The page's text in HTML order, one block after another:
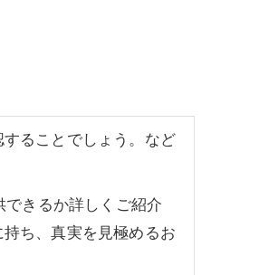
ることでしょう。など
きるか詳しくご紹介
ち、真実を見極めるお